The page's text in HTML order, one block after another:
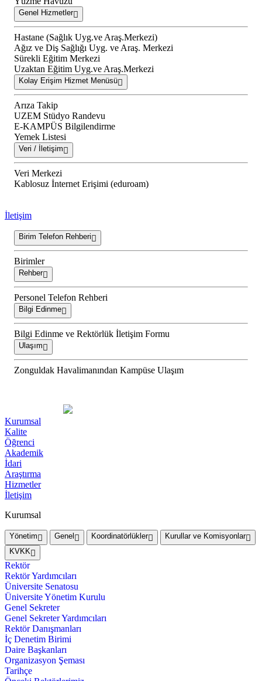
Genel Hizmetler
Hastane (Sağlık Uyg.ve Araş.Merkezi)
Ağız ve Diş Sağlığı Uyg. ve Araş. Merkezi
Sürekli Eğitim Merkezi
Uzaktan Eğitim Uyg.ve Araş.Merkezi
Kolay Erişim Hizmet Menüsü
Arıza Takip
UZEM Stüdyo Randevu
E-KAMPÜS Bilgilendirme
Yemek Listesi
Veri / İletişim
Veri Merkezi
Kablosuz İnternet Erişimi (eduroam)
İletişim
Birim Telefon Rehberi
Birimler
Rehber
Personel Telefon Rehberi
Bilgi Edinme
Bilgi Edinme ve Rektörlük İletişim Formu
Ulaşım
Zonguldak Havalimanından Kampüse Ulaşım
Kurumsal
Kalite
Öğrenci
Akademik
İdari
Araştırma
Hizmetler
İletişim
Kurumsal
Yönetim Genel Koordinatörlükler
Kurullar ve Komisyonlar
KVKK
Rektör
Rektör Yardımcıları
Üniversite Senatosu
Üniversite Yönetim Kurulu
Genel Sekreter
Genel Sekreter Yardımcıları
Rektör Danışmanları
İç Denetim Birimi
Daire Başkanları
Organizasyon Şeması
Tarihçe